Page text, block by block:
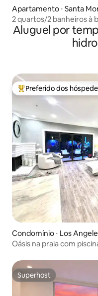
Apartamento ⋅ Santa
2 quartos/2 banheiros à
Caminhe até o píer
Aluguel por
Entre os melhores
Preferido dos
Condomínio ⋅ Los
Oásis na praia com
Superhost
Superhost